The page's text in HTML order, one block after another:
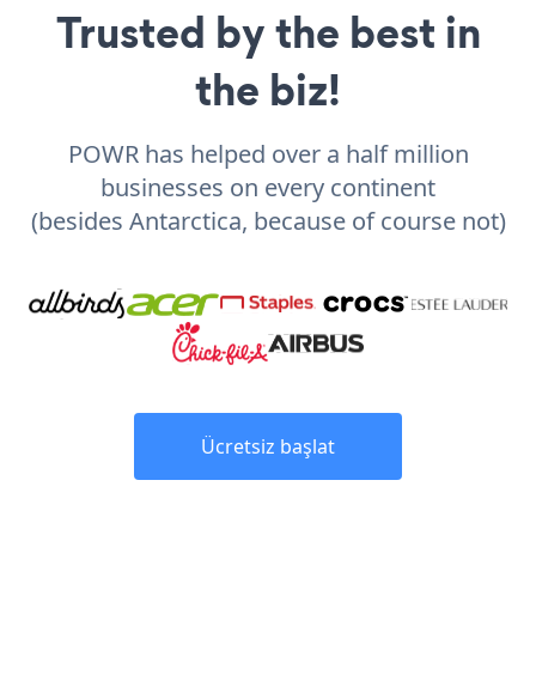
Trusted by the best in
the biz!
POWR has helped over a half million
businesses on every continent
(besides Antarctica, because of course not)
Ücretsiz başlat